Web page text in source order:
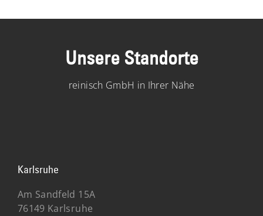
Unsere Standorte
reinisch GmbH in Ihrer Nähe
Karlsruhe
Am Sandfeld 15A
76149 Karlsruhe